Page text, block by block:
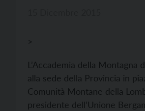
>
L’Accademia della Montagna
alla sede della Provincia in
Comunità Montane della
presidente dell’Unione